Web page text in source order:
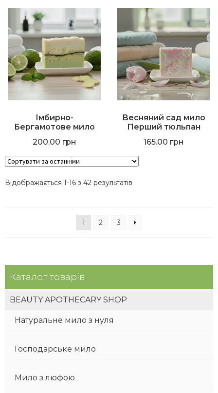
Каталог товарів
BEAUTY APOTHECARY SHOP
Натуральне мило з нуля
Господарське мило
Мило з люфою
Імбирно-
Бергамотове мило
200.00 грн
Весняний сад мило
Перший тюльпан
165.00 грн
Відображається 1-16 з 42 результатів
1 2 3